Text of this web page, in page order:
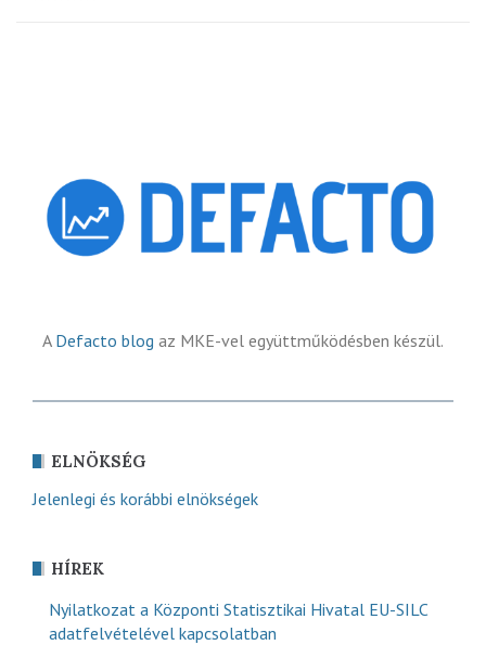
A Defacto blog az MKE-vel együttműködésben készül.
ELNÖKSÉG
Jelenlegi és korábbi elnökségek
HÍREK
Nyilatkozat a Központi Statisztikai Hivatal EU-SILC
adatfelvételével kapcsolatban